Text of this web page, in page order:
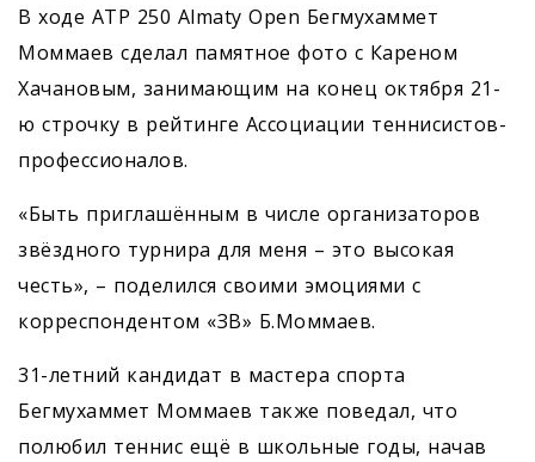
В ходе ATP 250 Almaty Open Бегмухаммет
Моммаев сделал памятное фото с Кареном
Хачановым, занимающим на конец октября 21-
ю строчку в рейтинге Ассоциации теннисистов-
профессионалов.
«Быть приглашённым в числе организаторов
звёздного турнира для меня – это высокая
честь», – поделился своими эмоциями с
корреспондентом «ЗВ» Б.Моммаев.
31-летний кандидат в мастера спорта
Бегмухаммет Моммаев также поведал, что
полюбил теннис ещё в школьные годы, начав